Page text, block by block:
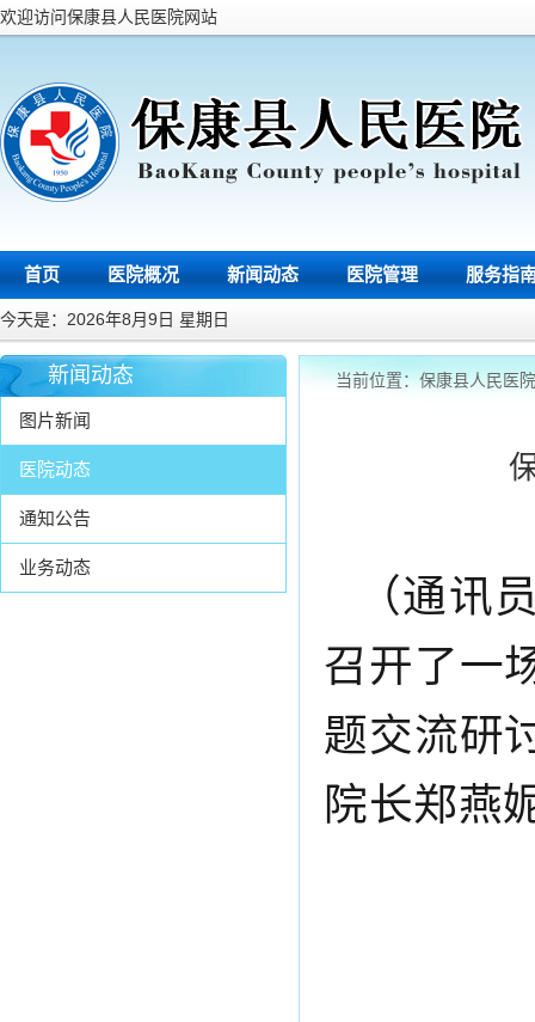
欢迎访问保康县人民医院网站
首页 医院概况 新闻动态 医院管理 服务指
今天是：2026年8月9日 星期日
新闻动态
图片新闻
医院动态
通知公告
业务动态
当前位置：保康县人民医院
（通讯
召开了一
题交流研
院长郑燕